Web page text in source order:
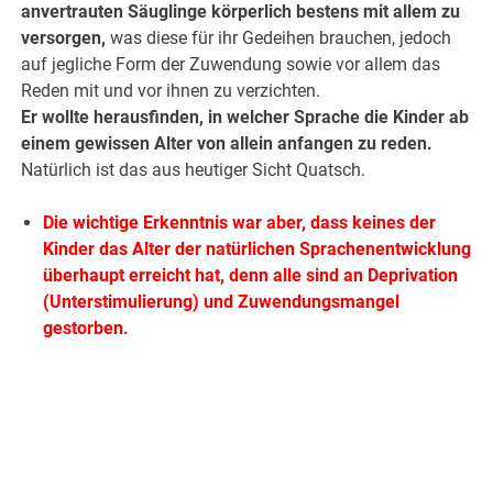
anvertrauten Säuglinge körperlich bestens mit allem zu
versorgen, was diese für ihr Gedeihen brauchen, jedoch
auf jegliche Form der Zuwendung sowie vor allem das
Reden mit und vor ihnen zu verzichten.
Er wollte herausfinden, in welcher Sprache die Kinder ab
einem gewissen Alter von allein anfangen zu reden.
Natürlich ist das aus heutiger Sicht Quatsch.
Die wichtige Erkenntnis war aber, dass keines der
Kinder das Alter der natürlichen Sprachenentwicklung
überhaupt erreicht hat, denn alle sind an Deprivation
(Unterstimulierung) und Zuwendungsmangel
gestorben.